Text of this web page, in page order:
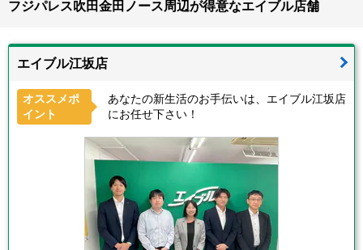
フジパレス吹田金田ノース周辺が得意なエイブル店舗
エイブル江坂店
オススメポ
イント
あなたの新生活のお手伝いは、エイブル江坂店
にお任せ下さい！